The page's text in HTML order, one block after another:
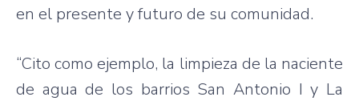
en el presente y futuro de su comunidad.
“Cito como ejemplo, la limpieza de la naciente
de agua de los barrios San Antonio I y La